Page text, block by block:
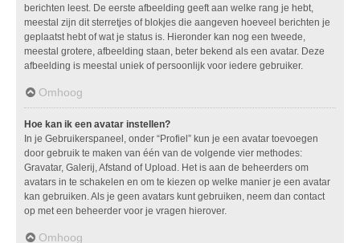
berichten leest. De eerste afbeelding geeft aan welke rang je hebt,
meestal zijn dit sterretjes of blokjes die aangeven hoeveel berichten je
geplaatst hebt of wat je status is. Hieronder kan nog een tweede,
meestal grotere, afbeelding staan, beter bekend als een avatar. Deze
afbeelding is meestal uniek of persoonlijk voor iedere gebruiker.
Omhoog
Hoe kan ik een avatar instellen?
In je Gebruikerspaneel, onder “Profiel” kun je een avatar toevoegen
door gebruik te maken van één van de volgende vier methodes:
Gravatar, Galerij, Afstand of Upload. Het is aan de beheerders om
avatars in te schakelen en om te kiezen op welke manier je een avatar
kan gebruiken. Als je geen avatars kunt gebruiken, neem dan contact
op met een beheerder voor je vragen hierover.
Omhoog